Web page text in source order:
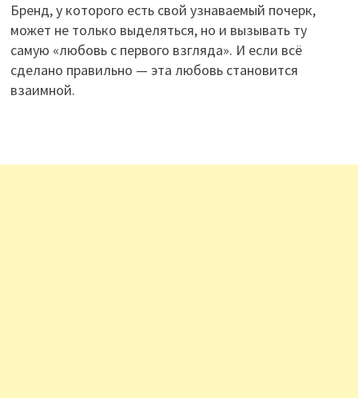
Бренд, у которого есть свой узнаваемый почерк,
может не только выделяться, но и вызывать ту
самую «любовь с первого взгляда». И если всё
сделано правильно — эта любовь становится
взаимной.